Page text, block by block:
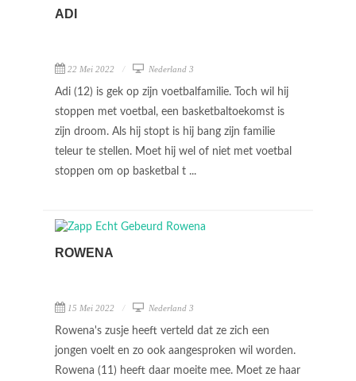
ADI
22 Mei 2022 Nederland 3
Adi (12) is gek op zijn voetbalfamilie. Toch wil hij
stoppen met voetbal, een basketbaltoekomst is
zijn droom. Als hij stopt is hij bang zijn familie
teleur te stellen. Moet hij wel of niet met voetbal
stoppen om op basketbal t ...
ROWENA
15 Mei 2022 Nederland 3
Rowena's zusje heeft verteld dat ze zich een
jongen voelt en zo ook aangesproken wil worden.
Rowena (11) heeft daar moeite mee. Moet ze haar